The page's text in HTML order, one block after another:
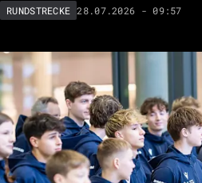
RUNDSTRECKE 28.07.2026 - 09:57